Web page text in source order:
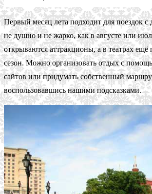
Первый месяц лета подходит для поездок
не душно и не жарко, как в августе или
открываются аттракционы, а в театрах ещё
сезон. Можно организовать отдых с
сайтов или придумать собственный
воспользовавшись нашими подсказками.